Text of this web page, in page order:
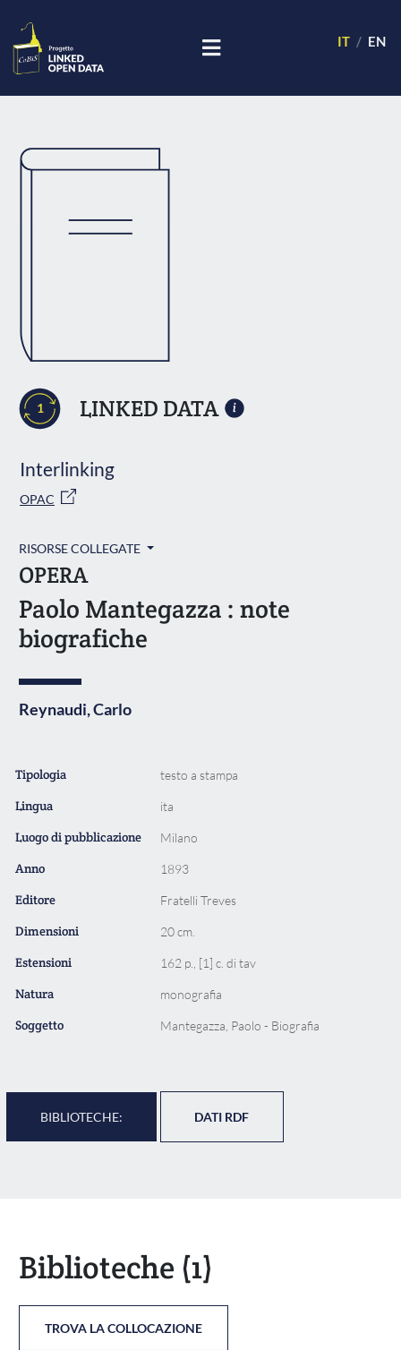
IT EN
1 LINKED DATA
Interlinking
OPAC
RISORSE COLLEGATE
OPERA
Paolo Mantegazza : note
biografiche
Reynaudi, Carlo
Tipologia testo a stampa
Lingua ita
Luogo di pubblicazione Milano
Anno 1893
Editore Fratelli Treves
Dimensioni 20 cm.
Estensioni 162 p., [1] c. di tav
Natura monografia
Soggetto Mantegazza, Paolo - Biografia
BIBLIOTECHE: DATI RDF
Biblioteche (1)
TROVA LA COLLOCAZIONE